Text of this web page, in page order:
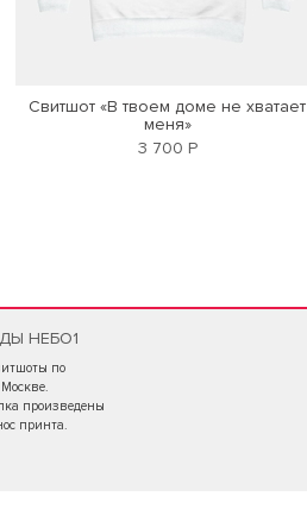
Свитшот «В твоем доме не хватает
меня»
3 700 Р
НЕБО1
по
произведены
принта.